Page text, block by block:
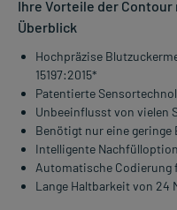
Ihre Vorteile der
Überblick
Hochpräzise
15197:2015*
Patentierte
Unbeeinflusst von vielen
Benötigt nur eine geringe
Intelligente
Automatische Codierung
Lange Haltbarkeit von 24